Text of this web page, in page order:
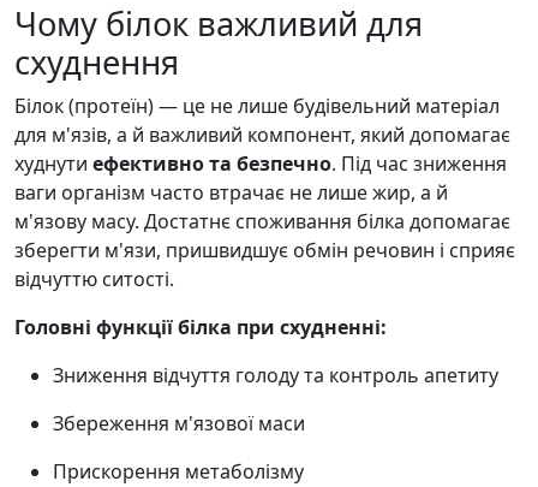
Чому білок важливий для
схуднення
Білок (протеїн) — це не лише будівельний матеріал
для м'язів, а й важливий компонент, який допомагає
худнути ефективно та безпечно. Під час зниження
ваги організм часто втрачає не лише жир, а й
м'язову масу. Достатнє споживання білка допомагає
зберегти м'язи, пришвидшує обмін речовин і сприяє
відчуттю ситості.
Головні функції білка при схудненні:
Зниження відчуття голоду та контроль апетиту
Збереження м'язової маси
Прискорення метаболізму